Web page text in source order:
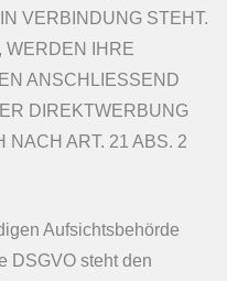
VERBINDUNG STEHT.
WERDEN IHRE
ANSCHLIESSEND
DIREKTWERBUNG
ART. 21 ABS. 2
Aufsichts­behörde
DSGVO steht den